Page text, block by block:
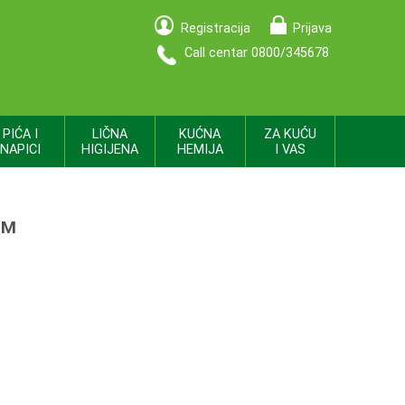
Registracija
Prijava
Call centar 0800/345678
PIĆA I
NAPICI
LIČNA
HIGIJENA
KUĆNA
HEMIJA
ZA KUĆU
I VAS